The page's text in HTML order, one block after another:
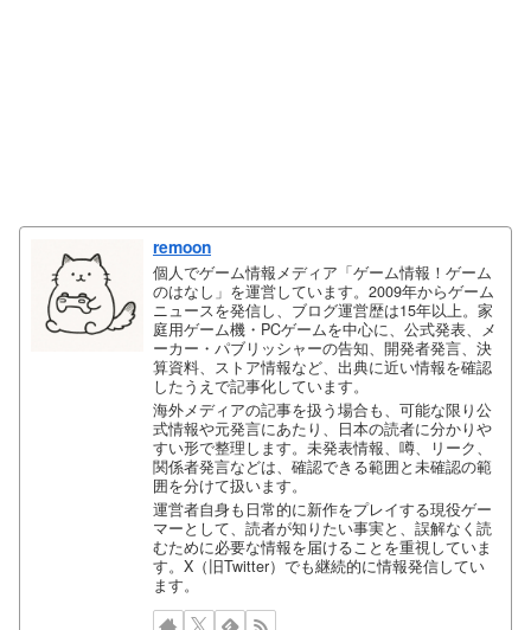
remoon
個人でゲーム情報メディア「ゲーム情報！ゲーム
のはなし」を運営しています。2009年からゲーム
ニュースを発信し、ブログ運営歴は15年以上。家
庭用ゲーム機・PCゲームを中心に、公式発表、メ
ーカー・パブリッシャーの告知、開発者発言、決
算資料、ストア情報など、出典に近い情報を確認
したうえで記事化しています。
海外メディアの記事を扱う場合も、可能な限り公
式情報や元発言にあたり、日本の読者に分かりや
すい形で整理します。未発表情報、噂、リーク、
関係者発言などは、確認できる範囲と未確認の範
囲を分けて扱います。
運営者自身も日常的に新作をプレイする現役ゲー
マーとして、読者が知りたい事実と、誤解なく読
むために必要な情報を届けることを重視していま
す。X（旧Twitter）でも継続的に情報発信してい
ます。